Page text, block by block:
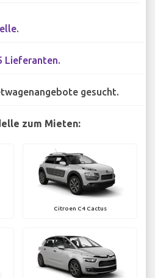
.
Lieferanten.
gesucht.
zum Mieten:
Citroen C4 Cactus